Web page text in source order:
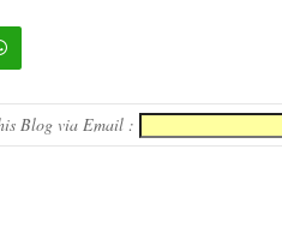
Blog via Email :